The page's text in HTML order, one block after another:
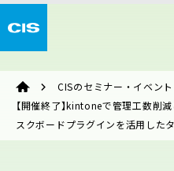
CISのセミナー・イベント
【開催終了】kintoneで管理工数削
スクボードプラグインを活用した